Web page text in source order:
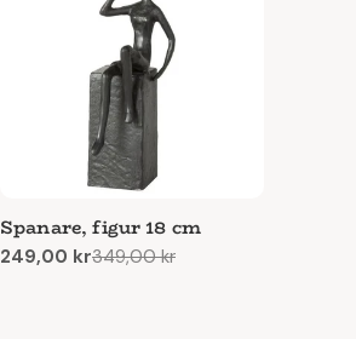
Spanare, figur 18 cm
Reapris
249,00 kr
Ordinarie 349,00 kr